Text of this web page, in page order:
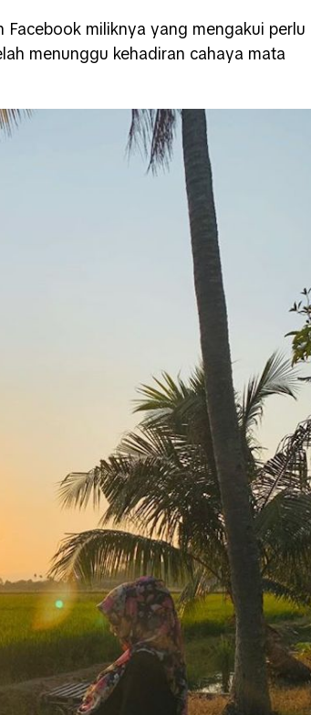
miliknya yang mengakui perlu
menunggu kehadiran cahaya mata